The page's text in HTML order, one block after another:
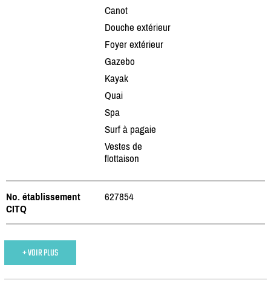
Canot
Douche extérieur
Foyer extérieur
Gazebo
Kayak
Quai
Spa
Surf à pagaie
Vestes de
flottaison
No. établissement
CITQ
627854
+ VOIR PLUS